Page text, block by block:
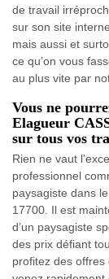
de travail
sur son site
mais aussi et
ce qu’on vous
au plus vite par
Vous ne
Elagueur
sur tous vos
Rien ne vaut
professionnel
paysagiste dans
17700. Il est
d’un paysagiste
des prix défiant
profitez des offres